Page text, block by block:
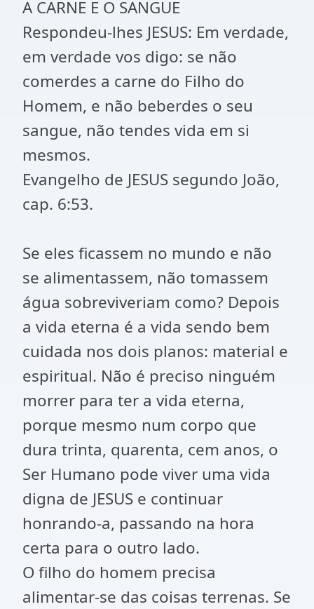
A CARNE E O SANGUE
Respondeu-lhes JESUS: Em verdade,
em verdade vos digo: se não
comerdes a carne do Filho do
Homem, e não beberdes o seu
sangue, não tendes vida em si
mesmos.
Evangelho de JESUS segundo João,
cap. 6:53.
Se eles ficassem no mundo e não
se alimentassem, não tomassem
água sobreviveriam como? Depois
a vida eterna é a vida sendo bem
cuidada nos dois planos: material e
espiritual. Não é preciso ninguém
morrer para ter a vida eterna,
porque mesmo num corpo que
dura trinta, quarenta, cem anos, o
Ser Humano pode viver uma vida
digna de JESUS e continuar
honrando-a, passando na hora
certa para o outro lado.
O filho do homem precisa
alimentar-se das coisas terrenas. Se